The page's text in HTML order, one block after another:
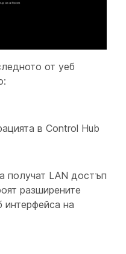
от уеб
в Control Hub
получат LAN достъп
разширените
интерфейса на